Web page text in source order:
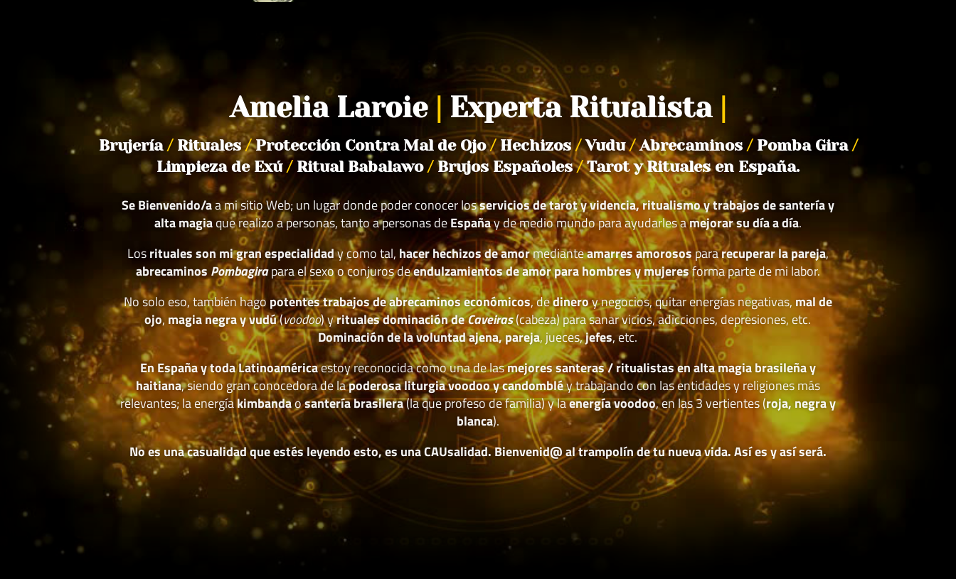
Amelia Laroie Experta Ritualista
Brujería /Rituales/Protección Contra Mal de Ojo/Hechizos/Vudu/Abrecaminos /Pomba Gira /
Limpieza de Exú /Ritual Babalawo /Brujos Españoles/Tarot y Rituales en España.
Se Bienvenido/aa mi sitio Web; un lugar donde poder conocer losservicios de tarot y videncia, ritualismo y trabajos de santería y
alta magiaque realizo a personas, tanto a personas deEspañay de medio mundo para ayudarles amejorar su día a día.
Losrituales son mi gran especialidady como tal, hacer hechizos de amormedianteamarres amorosospararecuperar la pareja,
abrecaminos Pombagirapara el sexo o conjuros deendulzamientos de amor para hombres y mujeresforma parte de mi labor.
No solo eso, también hago potentes trabajos de abrecaminos económicos, dedineroy negocios, quitar energías negativas, mal de
ojo, magia negra y vudú(voodoo) yrituales dominación deCaveiras(cabeza) para sanar vicios, adicciones, depresiones, etc.
Dominación de la voluntad ajena, pareja, jueces,jefes, etc.
En España y toda Latinoaméricaestoy reconocida como una de lasmejores santeras / ritualistas en alta magia brasileña y
haitiana, siendo gran conocedora de lapoderosa liturgia voodoo y candombléy trabajando con las entidades y religiones más
relevantes; la energíakimbandaosantería brasilera(la que profeso de familia) y laenergía voodoo, en las 3 vertientes (roja, negra y
blanca).
No es una casualidad que estés leyendo esto, es una CAUsalidad. Bienvenid@ al trampolín de tu nueva vida. Así es y así será.